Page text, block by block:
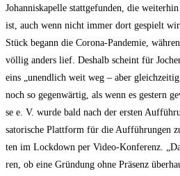
Johan­nis­ka­pel­le statt­ge­fun­den, die
ist, auch wenn nicht immer dort gespielt
Stück begann die Coro­na-Pan­de­mie,
völ­lig anders lief. Des­halb scheint für
eins „unend­lich weit weg – aber
noch so gegen­wär­tig, als wenn es ges­tern
se e. V. wur­de bald nach der ers­ten
sa­to­ri­sche Platt­form für die Auf­füh­run­gen
ten im Lock­down per Video-Kon­fe­renz.
ren, ob eine Grün­dung ohne Prä­senz